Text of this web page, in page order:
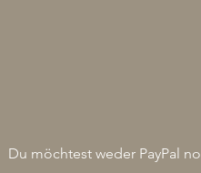
Du möchtest weder PayPal